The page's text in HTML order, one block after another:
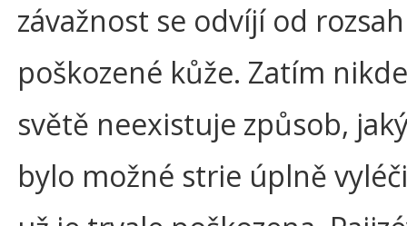
závažnost se odvíjí od
poškozené kůže. Zatím
světě neexistuje způsob,
bylo možné strie úplně